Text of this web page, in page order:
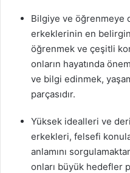
Bilgiye ve öğrenmeye
erkeklerinin en
öğrenmek ve çeşitli
onların hayatında
ve bilgi edinmek,
parçasıdır.
Yüksek idealleri ve
erkekleri, felsefi
anlamını
onları büyük hedefler